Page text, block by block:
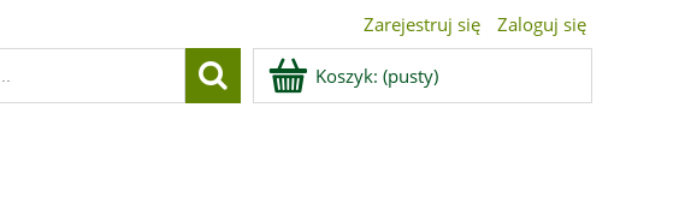
Zarejestruj się Zaloguj się
Koszyk: (pusty)